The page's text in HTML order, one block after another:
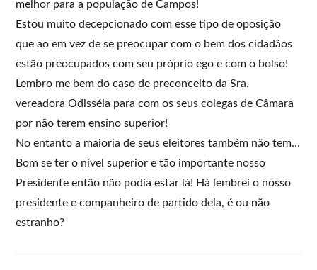
melhor para a população de Campos!
Estou muito decepcionado com esse tipo de oposição
que ao em vez de se preocupar com o bem dos cidadãos
estão preocupados com seu próprio ego e com o bolso!
Lembro me bem do caso de preconceito da Sra.
vereadora Odisséia para com os seus colegas de Câmara
por não terem ensino superior!
No entanto a maioria de seus eleitores também não tem…
Bom se ter o nível superior e tão importante nosso
Presidente então não podia estar lá! Há lembrei o nosso
presidente e companheiro de partido dela, é ou não
estranho?